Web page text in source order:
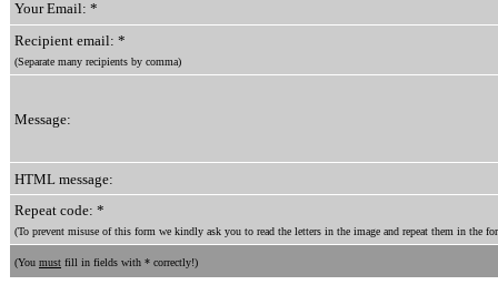
Your Email: *
Recipient email: *
(Separate many recipients by comma)
Message:
HTML message:
Repeat code: *
(To prevent misuse of this form we kindly ask you to read the letters in the image and repeat them in the
(You must fill in fields with * correctly!)